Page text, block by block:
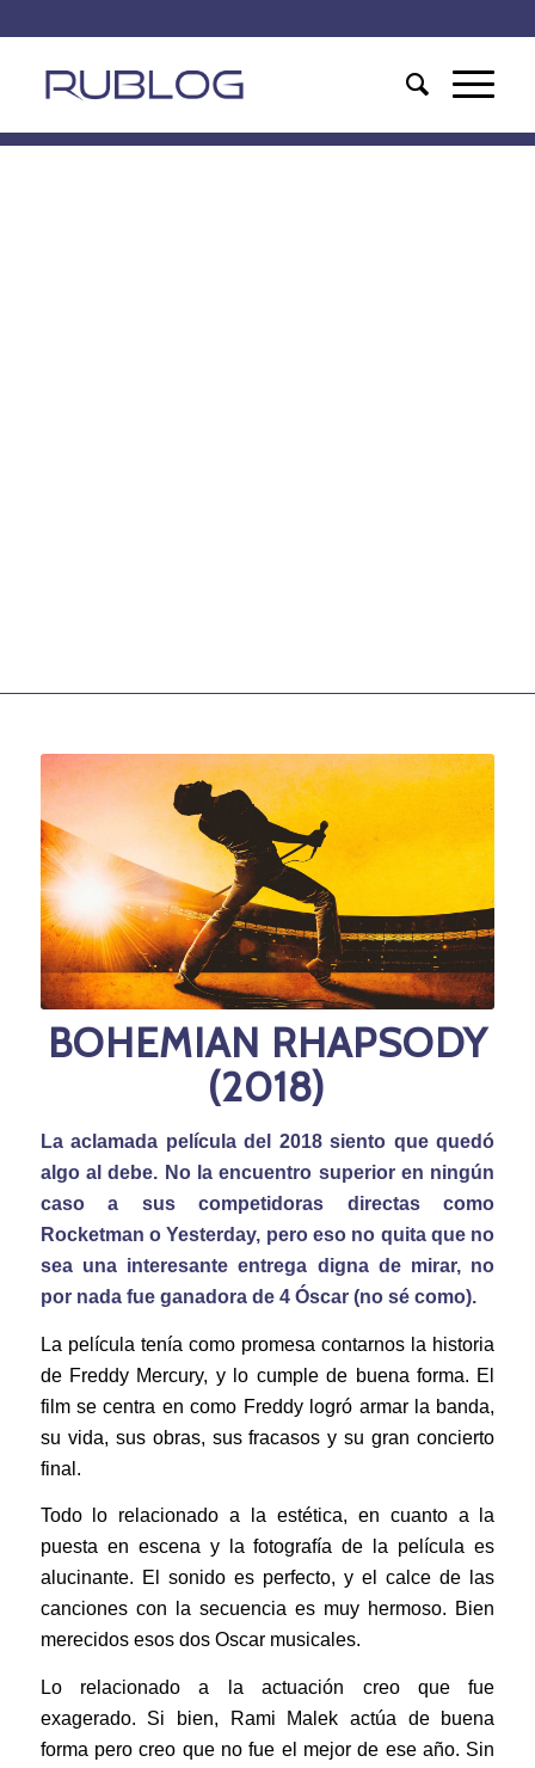
BOHEMIAN RHAPSODY
(2018)
La aclamada película del 2018 siento que quedó
algo al debe. No la encuentro superior en ningún
caso a sus competidoras directas como
Rocketman o Yesterday, pero eso no quita que no
sea una interesante entrega digna de mirar, no
por nada fue ganadora de 4 Óscar (no sé como).
La película tenía como promesa contarnos la historia
de Freddy Mercury, y lo cumple de buena forma. El
film se centra en como Freddy logró armar la banda,
su vida, sus obras, sus fracasos y su gran concierto
final.
Todo lo relacionado a la estética, en cuanto a la
puesta en escena y la fotografía de la película es
alucinante. El sonido es perfecto, y el calce de las
canciones con la secuencia es muy hermoso. Bien
merecidos esos dos Oscar musicales.
Lo relacionado a la actuación creo que fue
exagerado. Si bien, Rami Malek actúa de buena
forma pero creo que no fue el mejor de ese año. Sin